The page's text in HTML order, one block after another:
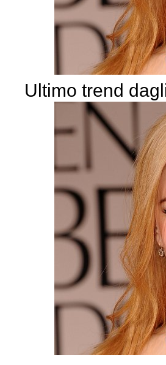
Ultimo trend